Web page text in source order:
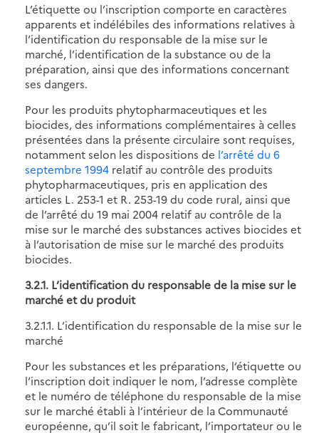
L’étiquette ou l’inscription comporte en caractères
apparents et indélébiles des informations relatives à
l’identification du responsable de la mise sur le
marché, l’identification de la substance ou de la
préparation, ainsi que des informations concernant
ses dangers.
Pour les produits phytopharmaceutiques et les
biocides, des informations complémentaires à celles
présentées dans la présente circulaire sont requises,
notamment selon les dispositions de l’arrêté du 6
septembre 1994 relatif au contrôle des produits
phytopharmaceutiques, pris en application des
articles L. 253-1 et R. 253-19 du code rural, ainsi que
de l’arrêté du 19 mai 2004 relatif au contrôle de la
mise sur le marché des substances actives biocides et
à l’autorisation de mise sur le marché des produits
biocides.
3.2.1. L’identification du responsable de la mise sur le
marché et du produit
3.2.1.1. L’identification du responsable de la mise sur le
marché
Pour les substances et les préparations, l’étiquette ou
l’inscription doit indiquer le nom, l’adresse complète
et le numéro de téléphone du responsable de la mise
sur le marché établi à l’intérieur de la Communauté
européenne, qu’il soit le fabricant, l’importateur ou le